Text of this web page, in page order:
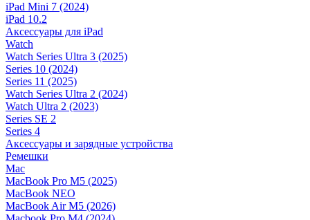
iPad Mini 7 (2024)
iPad 10.2
Аксессуары для iPad
Watch
Watch Series Ultra 3 (2025)
Series 10 (2024)
Series 11 (2025)
Watch Series Ultra 2 (2024)
Watch Ultra 2 (2023)
Series SE 2
Series 4
Аксессуары и зарядные устройства
Ремешки
Mac
MacBook Pro M5 (2025)
MacBook NEO
MacBook Air M5 (2026)